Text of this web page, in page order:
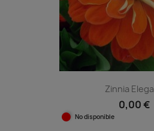
Zinnia
0,00 €
No disponible